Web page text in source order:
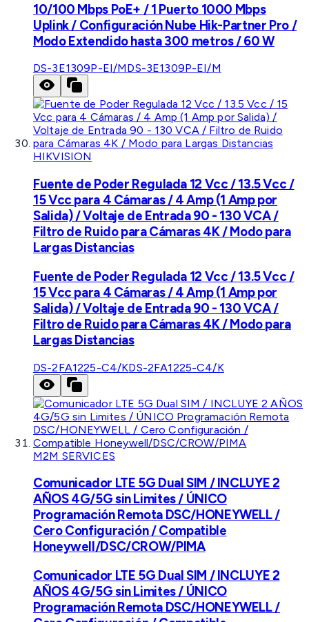
10/100 Mbps PoE+ / 1 Puerto 1000 Mbps
Uplink / Configuración Nube Hik-Partner Pro /
Modo Extendido hasta 300 metros / 60 W
DS-3E1309P-EI/MDS-3E1309P-EI/M
HIKVISION
Fuente de Poder Regulada 12 Vcc / 13.5 Vcc /
15 Vcc para 4 Cámaras / 4 Amp (1 Amp por
Salida) / Voltaje de Entrada 90 - 130 VCA /
Filtro de Ruido para Cámaras 4K / Modo para
Largas Distancias
Fuente de Poder Regulada 12 Vcc / 13.5 Vcc /
15 Vcc para 4 Cámaras / 4 Amp (1 Amp por
Salida) / Voltaje de Entrada 90 - 130 VCA /
Filtro de Ruido para Cámaras 4K / Modo para
Largas Distancias
DS-2FA1225-C4/KDS-2FA1225-C4/K
M2M SERVICES
Comunicador LTE 5G Dual SIM / INCLUYE 2
AÑOS 4G/5G sin Limites / ÚNICO
Programación Remota DSC/HONEYWELL /
Cero Configuración / Compatible
Honeywell/DSC/CROW/PIMA
Comunicador LTE 5G Dual SIM / INCLUYE 2
AÑOS 4G/5G sin Limites / ÚNICO
Programación Remota DSC/HONEYWELL /